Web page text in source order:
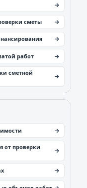
сметы
работ
сметной
от проверки